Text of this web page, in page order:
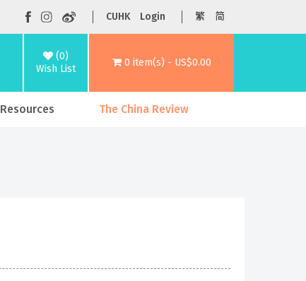
CUHK Login 繁 简
(0)
Wish List
0 item(s) - US$0.00
Resources The China Review